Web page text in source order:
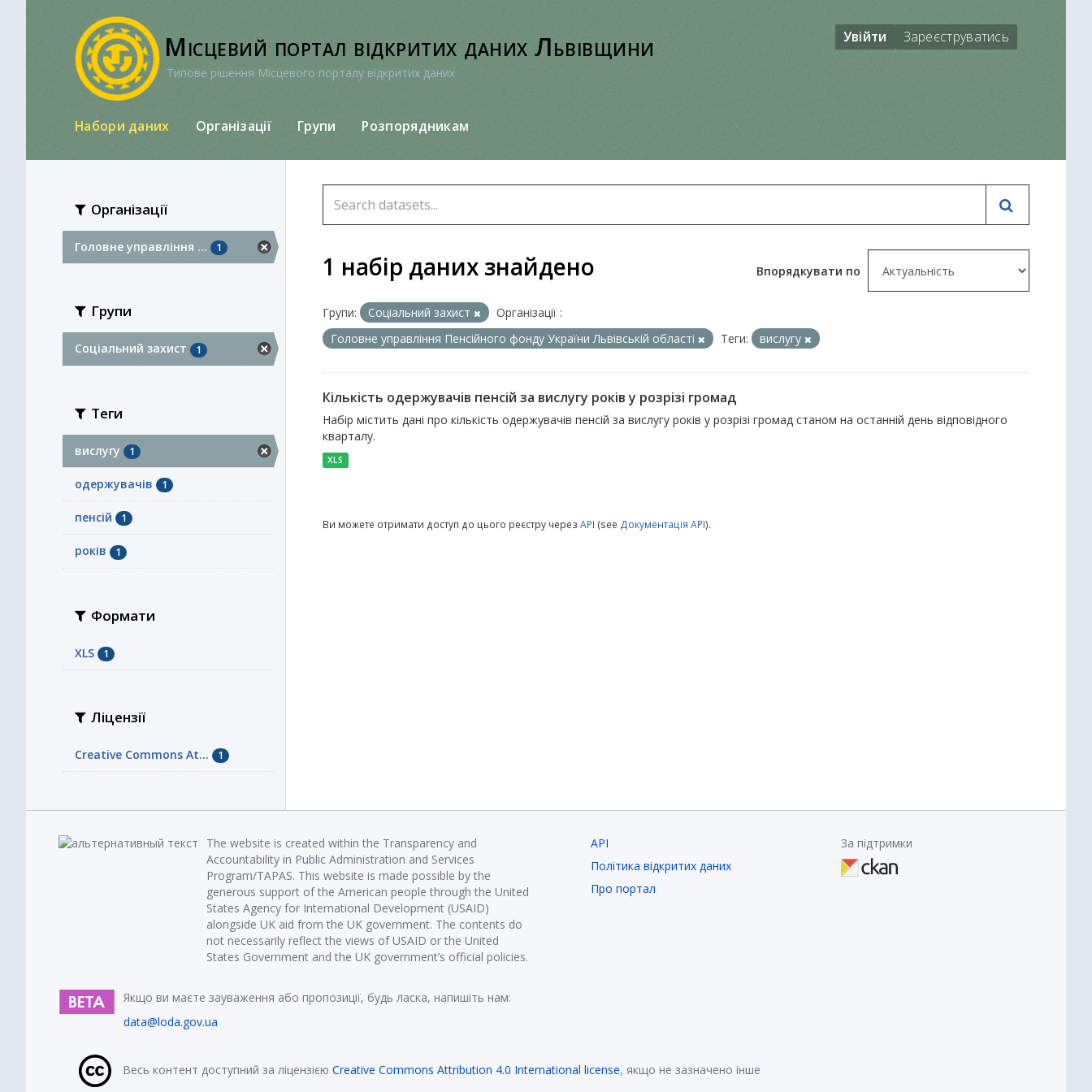
Місцевий портал відкритих даних Львівщини
Типове рішення Місцевого порталу відкритих даних
Увійти Зареєструватись
Набори даних Організації Групи Розпорядникам
Організації
Головне управління ... 1
Групи
Соціальний захист 1
Теги
вислугу 1
одержувачів 1
пенсій 1
років 1
Формати
XLS 1
Ліцензії
Creative Commons At... 1
Впорядкувати по
1 набір даних знайдено
Групи: Соціальний захист
Організації :
Головне управління Пенсійного фонду України Львівській області
Теги: вислугу
Кількість одержувачів пенсій за вислугу років у розрізі громад
Набір містить дані про кількість одержувачів пенсій за вислугу років у розрізі громад станом на останній день відповідного
кварталу.
XLS
Ви можете отримати доступ до цього реєстру через API (see Документація API).
The website is created within the Transparency and
Accountability in Public Administration and Services
Program/TAPAS. This website is made possible by the
generous support of the American people through the United
States Agency for International Development (USAID)
alongside UK aid from the UK government. The contents do
not necessarily reflect the views of USAID or the United
States Government and the UK government’s official policies.
Якщо ви маєте зауваження або пропозиції, будь ласка, напишіть нам:
data@loda.gov.ua
API
Політика відкритих даних
Про портал
За підтримки
Весь контент доступний за ліцензією Creative Commons Attribution 4.0 International license, якщо не зазначено інше